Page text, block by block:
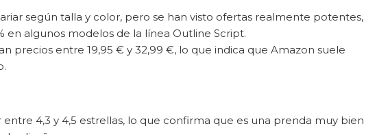
según talla y color, pero se han visto ofertas realmente potentes,
en algunos modelos de la línea Outline Script.
precios entre 19,95 € y 32,99 €, lo que indica que Amazon suele
4,3 y 4,5 estrellas, lo que confirma que es una prenda muy bien